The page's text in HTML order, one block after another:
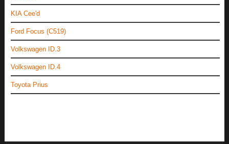
KIA Cee'd
Ford Focus (C519)
Volkswagen ID.3
Volkswagen ID.4
Toyota Prius